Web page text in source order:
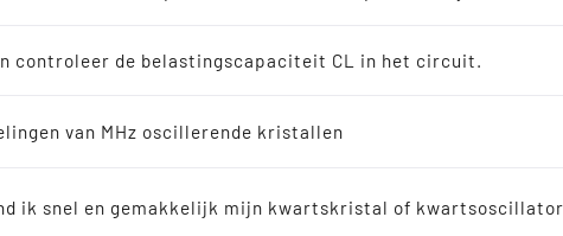
kHz oplossingen
controleer de belastingscapaciteit CL in het circuit.
van MHz oscillerende kristallen
ik snel en gemakkelijk mijn kwartskristal of
Kwarts kristallen,
oscillerende
SPXO producten